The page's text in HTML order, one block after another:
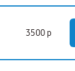
3500 р